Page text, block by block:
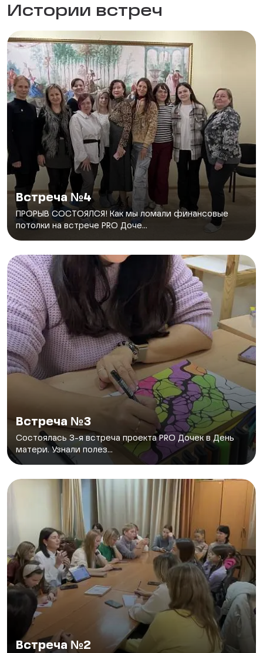
Истории встреч
Встреча №4
ПРОРЫВ СОСТОЯЛСЯ! Как мы ломали финансовые
потолки на встрече PRO Доче...
Встреча №3
Состоялась 3-я встреча проекта PRO Дочек в День
матери. Узнали полез...
Встреча №2